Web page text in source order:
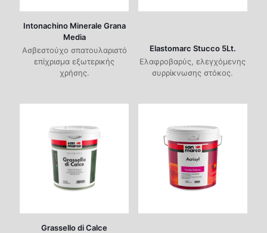
Intonachino Minerale Grana
Media
Aσβεστούχο σπατουλαριστό
επίχρισμα εξωτερικής
χρήσης.
Elastomarc Stucco 5Lt.
Ελαφροβαρύς, ελεγχόμενης
συρρίκνωσης στόκος.
Grassello di Calce